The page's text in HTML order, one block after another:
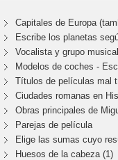
Capitales de Europa
Escribe los planetas
Vocalista y grupo
Modelos de coches -
Títulos de películas mal
Ciudades romanas en
Obras principales de
Parejas de película
Elige las sumas cuyo
Huesos de la cabeza (1)